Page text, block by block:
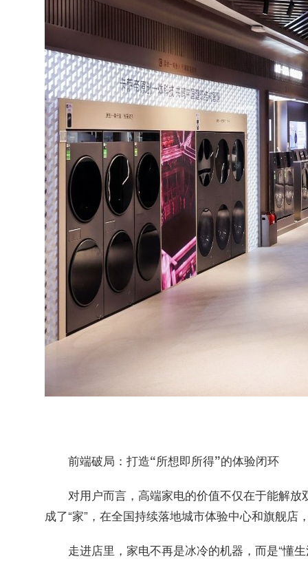
前端破局：打造“所想即所得”的体验闭环
对用户而言，高端家电的价值不仅在于能解
成了“家”，在全国持续落地城市体验中心和旗舰店
走进店里，家电不再是冰冷的机器，而是“懂